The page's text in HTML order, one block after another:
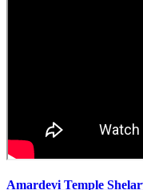
Amardevi Temple